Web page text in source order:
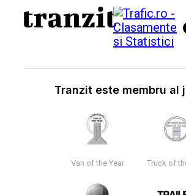
Tranzit este membru al
Van of the Year Truck of